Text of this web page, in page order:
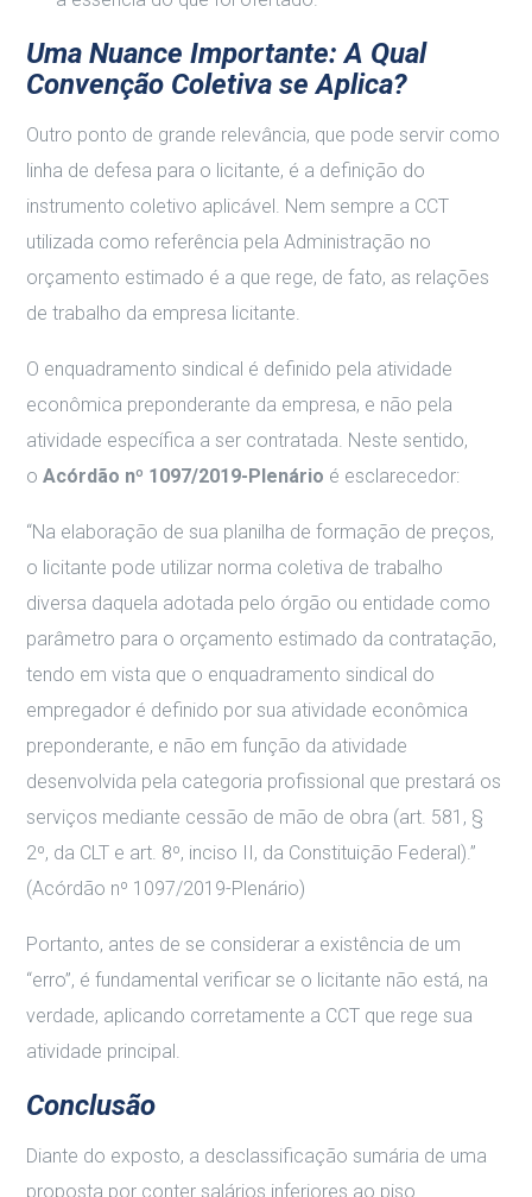
Uma Nuance Importante: A Qual
Convenção Coletiva se Aplica?
Outro ponto de grande relevância, que pode servir como
linha de defesa para o licitante, é a definição do
instrumento coletivo aplicável. Nem sempre a CCT
utilizada como referência pela Administração no
orçamento estimado é a que rege, de fato, as relações
de trabalho da empresa licitante.
O enquadramento sindical é definido pela atividade
econômica preponderante da empresa, e não pela
atividade específica a ser contratada. Neste sentido,
oAcórdão nº 1097/2019-Plenário é esclarecedor:
“Na elaboração de sua planilha de formação de preços,
o licitante pode utilizar norma coletiva de trabalho
diversa daquela adotada pelo órgão ou entidade como
parâmetro para o orçamento estimado da contratação,
tendo em vista que o enquadramento sindical do
empregador é definido por sua atividade econômica
preponderante, e não em função da atividade
desenvolvida pela categoria profissional que prestará os
serviços mediante cessão de mão de obra (art. 581, §
2º, da CLT e art. 8º, inciso II, da Constituição Federal).”
(Acórdão nº 1097/2019-Plenário)
Portanto, antes de se considerar a existência de um
“erro”, é fundamental verificar se o licitante não está, na
verdade, aplicando corretamente a CCT que rege sua
atividade principal.
Conclusão
Diante do exposto, a desclassificação sumária de uma
proposta por conter salários inferiores ao piso